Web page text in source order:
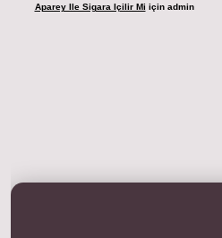
Aparey Ile Sigara Içilir Mi için admin